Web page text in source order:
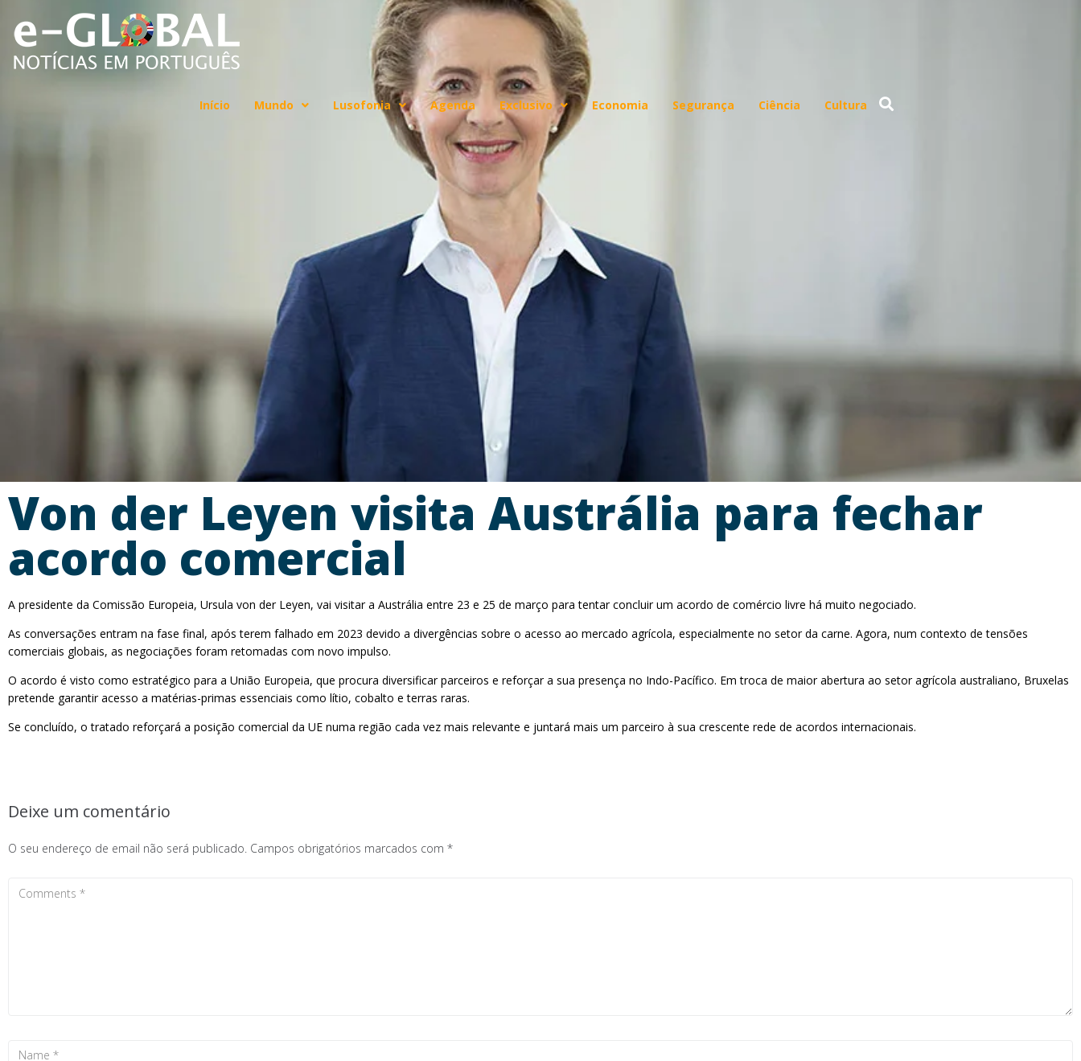
Início Mundo Lusofonia Agenda Exclusivo Economia Segurança Ciência Cultura
Von der Leyen visita Austrália para fechar
acordo comercial
A presidente da Comissão Europeia, Ursula von der Leyen, vai visitar a Austrália entre 23 e 25 de março para tentar concluir um acordo de comércio livre há muito negociado.
As conversações entram na fase final, após terem falhado em 2023 devido a divergências sobre o acesso ao mercado agrícola, especialmente no setor da carne. Agora, num contexto de tensões
comerciais globais, as negociações foram retomadas com novo impulso.
O acordo é visto como estratégico para a União Europeia, que procura diversificar parceiros e reforçar a sua presença no Indo-Pacífico. Em troca de maior abertura ao setor agrícola australiano, Bruxelas
pretende garantir acesso a matérias-primas essenciais como lítio, cobalto e terras raras.
Se concluído, o tratado reforçará a posição comercial da UE numa região cada vez mais relevante e juntará mais um parceiro à sua crescente rede de acordos internacionais.
Deixe um comentário
O seu endereço de email não será publicado. Campos obrigatórios marcados com *